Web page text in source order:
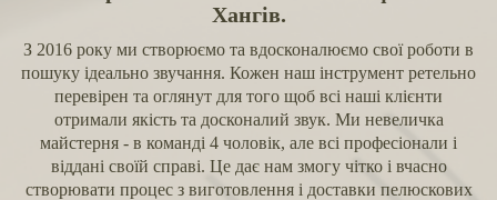
Хангів.
З 2016 року ми створюємо та вдосконалюємо свої роботи в
пошуку ідеально звучання. Кожен наш інструмент ретельно
перевірен та оглянут для того щоб всі наші клієнти
отримали якість та досконалий звук. Ми невеличка
майстерня - в команді 4 чоловік, але всі професіонали і
віддані своїй справі. Це дає нам змогу чітко і вчасно
створювати процес з виготовлення і доставки пелюскових